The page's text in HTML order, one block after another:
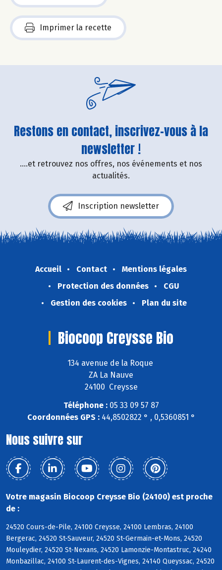
Imprimer la recette
Restons en contact, inscrivez-vous à la
newsletter !
....et retrouvez nos offres, nos événements et nos
actualités.
Inscription newsletter
Accueil Contact
Mentions légales
Protection des données
CGU
Gestion des cookies
Plan du site
Biocoop Creysse Bio
134 avenue de la Roque
ZA La Nauve
24100 Creysse
Téléphone :05 33 09 57 87
Coordonnées GPS :44,8502822 ° , 0,5360851 °
Nous suivre sur
Votre magasin Biocoop Creysse Bio (24100) est proche
de :
24520 Cours-de-Pile, 24100 Creysse, 24100 Lembras, 24100
Bergerac, 24520 St-Sauveur, 24520 St-Germain-et-Mons, 24520
Mouleydier, 24520 St-Nexans, 24520 Lamonzie-Montastruc, 24240
Monbazillac, 24100 St-Laurent-des-Vignes, 24140 Queyssac, 24520